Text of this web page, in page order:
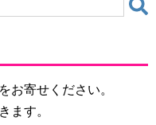
お寄せください。
ます。